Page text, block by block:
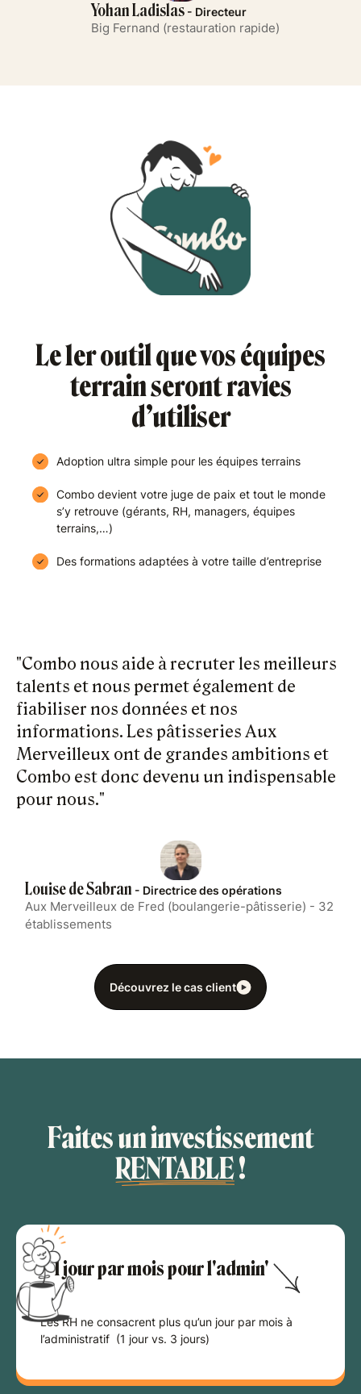
Yohan Ladislas - Directeur
Big Fernand (restauration rapide)
Le 1er outil que vos équipes
terrain seront ravies
d’utiliser
Adoption ultra simple pour les équipes terrains
Combo devient votre juge de paix et tout le monde
s’y retrouve (gérants, RH, managers, équipes
terrains,…)
Des formations adaptées à votre taille d’entreprise
"Combo nous aide à recruter les meilleurs
talents et nous permet également de
fiabiliser nos données et nos
informations. Les pâtisseries Aux
Merveilleux ont de grandes ambitions et
Combo est donc devenu un indispensable
pour nous."
Louise de Sabran - Directrice des opérations
Aux Merveilleux de Fred (boulangerie-pâtisserie) - 32
établissements
Découvrez le cas client
Faites un investissement
RENTABLE!
1 jour par mois pour l'admin'
Les RH ne consacrent plus qu’un jour par mois à
l’administratif (1 jour vs. 3 jours)